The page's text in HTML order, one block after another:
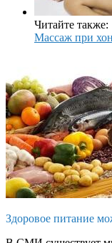
Читайте также:
Массаж при
Здоровое питание